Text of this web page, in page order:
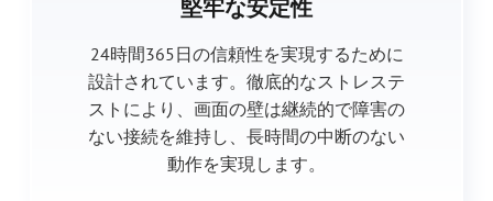
堅牢な安定性
24時間365日の信頼性を実現するために
設計されています。徹底的なストレステ
ストにより、画面の壁は継続的で障害の
ない接続を維持し、長時間の中断のない
動作を実現します。